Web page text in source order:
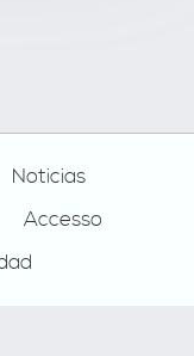
Noticias
Accesso